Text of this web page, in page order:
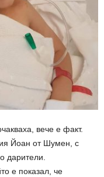
вече е факт.
Йоан от Шумен, с
дарители.
е показал, че